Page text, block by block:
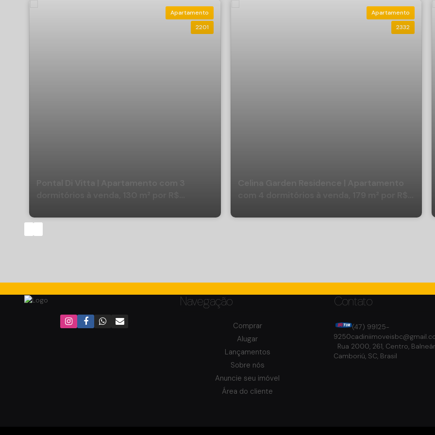
Apartamento
2201
Camboriú/SC
Apartamento
2332
Camboriú/SC
Pioneiros, Balneário Camboriú, Santa Catarina, Brasil
Navegação
Comprar
Alugar
Lançamentos
Sobre nós
Anuncie seu imóvel
Área do cliente
Contato
(47) 99125-
9250
Rua 2000, 261, Centro,
Camboriú, SC, Brasil